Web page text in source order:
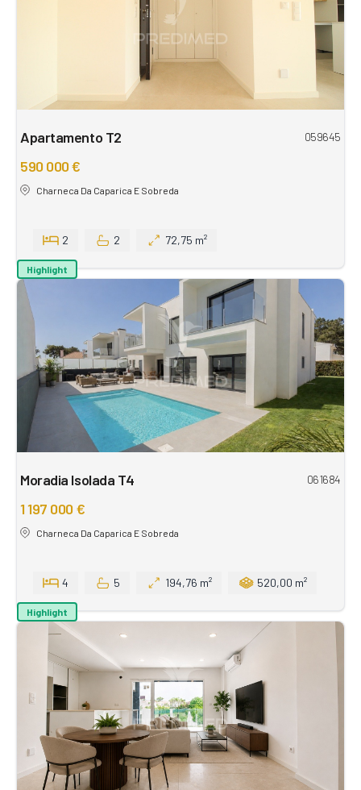
Apartamento T2 059645
590 000 €
Charneca Da Caparica E Sobreda
2 2 72,75 m²
Highlight
Moradia Isolada T4 061684
1 197 000 €
Charneca Da Caparica E Sobreda
4 5 194,76 m² 520,00 m²
Highlight